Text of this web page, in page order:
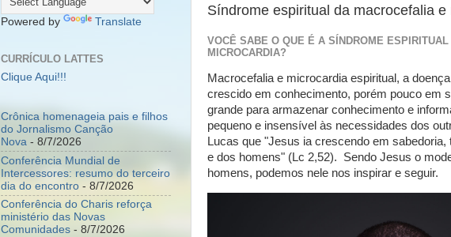
Síndrome espiritual da macrocefalia e
VOCÊ SABE O QUE É A SÍNDROME
MICROCARDIA?
Macrocefalia e microcardia espiritual, a
crescido em conhecimento, porém pouco em
grande para armazenar conhecimento e
pequeno e insensível às necessidades dos
Lucas que "Jesus ia crescendo em
e dos homens" (Lc 2,52). Sendo Jesus o
homens, podemos nele nos inspirar e seguir.
Powered by Translate
CURRÍCULO LATTES
Clique Aqui!!!
Crônica homenageia pais e filhos
do Jornalismo Canção
Nova - 8/7/2026
Conferência Mundial de
Intercessores: resumo do terceiro
dia do encontro - 8/7/2026
Conferência do Charis reforça
ministério das Novas
Comunidades - 8/7/2026